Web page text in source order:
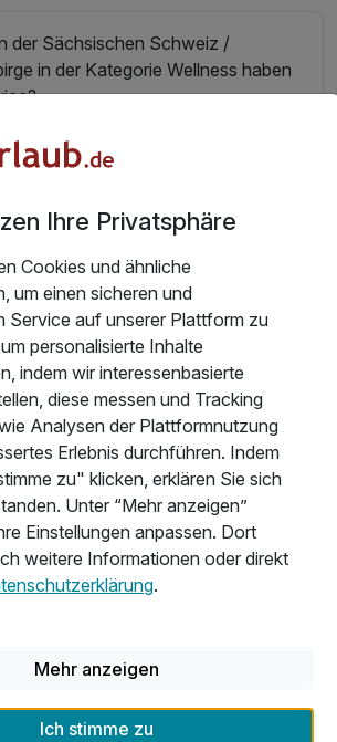
der Sächsischen Schweiz /
in der Kategorie Wellness haben
in der Sächsischen Schweiz /
gibt es das beste Sport- und
der Sächsischen Schweiz /
bieten die besten Freizeit- und
haben die Hotels in der
durchschnittlich?
Ihre Privatsphäre
Cookies und ähnliche
um einen sicheren und
Service auf unserer Plattform zu
personalisierte Inhalte
indem wir interessenbasierte
diese messen und Tracking
Analysen der Plattformnutzung
Erlebnis durchführen. Indem
zu" klicken, erklären Sie sich
Unter “Mehr anzeigen”
Einstellungen anpassen. Dort
weitere Informationen oder direkt
.
Mehr anzeigen
Ich stimme zu